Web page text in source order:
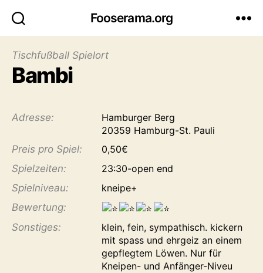
Fooserama.org
Tischfußball Spielort
Bambi
Adresse:
Hamburger Berg
20359 Hamburg-St. Pauli
Preis pro Spiel:
0,50€
Spiel­zeiten:
23:30-open end
Spiel­niveau:
kneipe+
Bewertung:
Sonstiges:
klein, fein, sympathisch. kickern
mit spass und ehrgeiz an einem
gepflegtem Löwen. Nur für
Kneipen- und Anfänger-Niveu